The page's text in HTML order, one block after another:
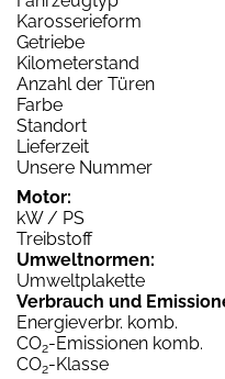
Karosserieform
Getriebe
Kilometerstand
Anzahl der Türen
Farbe
Standort
Lieferzeit
Unsere Nummer
Motor:
kW / PS
Treibstoff
Umweltnormen:
Umweltplakette
Verbrauch und
Energieverbr. komb.
CO2-Emissionen komb.
CO2-Klasse